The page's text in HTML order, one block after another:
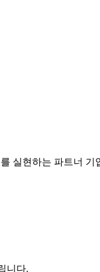
실현하는 파트너 기
니다.